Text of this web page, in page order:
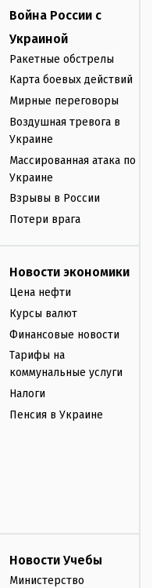
Война России с
Украиной
Ракетные обстрелы
Карта боевых действий
Мирные переговоры
Воздушная тревога в
Украине
Массированная атака по
Украине
Взрывы в России
Потери врага
Новости экономики
Цена нефти
Курсы валют
Финансовые новости
Тарифы на
коммунальные услуги
Налоги
Пенсия в Украине
Новости Учебы
Министерство